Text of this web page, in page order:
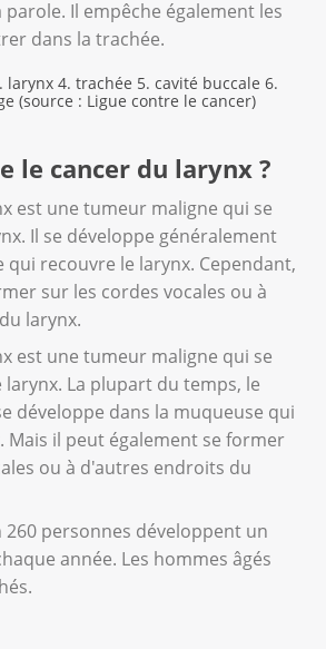
Il empêche également les
dans la trachée.
larynx 4. trachée 5. cavité buccale 6.
(source : Ligue contre le cancer)
le cancer du larynx ?
est une tumeur maligne qui se
Il se développe généralement
qui recouvre le larynx. Cependant,
sur les cordes vocales ou à
larynx.
est une tumeur maligne qui se
larynx. La plupart du temps, le
développe dans la muqueuse qui
Mais il peut également se former
ou à d'autres endroits du
260 personnes développent un
année. Les hommes âgés